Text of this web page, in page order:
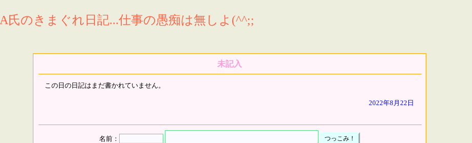
A氏のきまぐれ日記...仕事の愚痴は無しよ(^^;;
未記入
この日の日記はまだ書かれていません。
2022年8月22日
名前：